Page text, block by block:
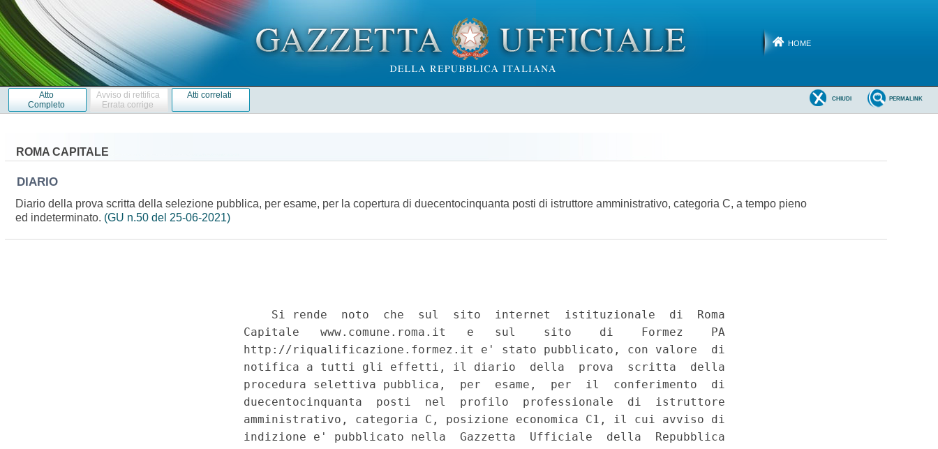
HOME
Atto
Completo
Avviso di rettifica
Errata corrige
Atti correlati PERMALINK
CHIUDI
ROMA CAPITALE
DIARIO
Diario della prova scritta della selezione pubblica, per esame, per la copertura di duecentocinquanta posti di istruttore amministrativo, categoria C, a tempo pieno
ed indeterminato. (GU n.50 del 25-06-2021)